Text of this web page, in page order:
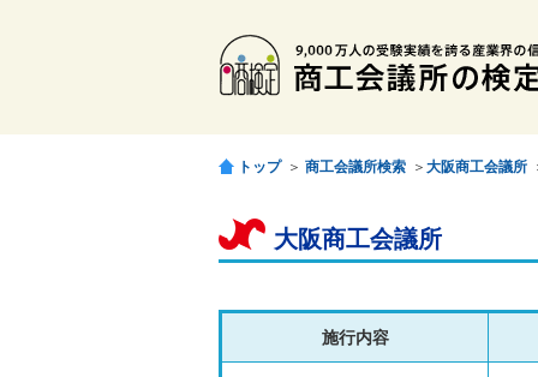
トップ ＞ 商工会議所検索 ＞ 大阪商工会議所
大阪商工会議所
施行内容